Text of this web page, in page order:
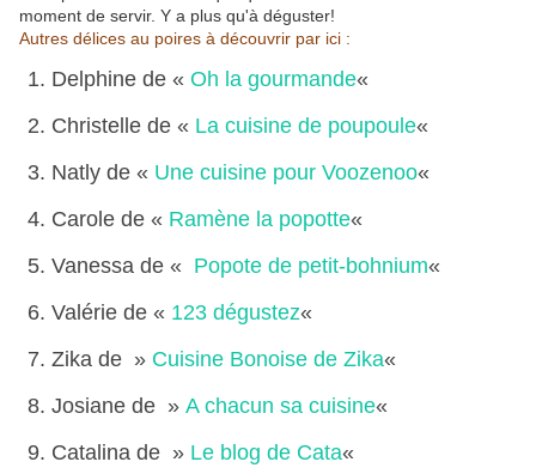
moment de servir. Y a plus qu'à déguster!
Autres délices au poires à découvrir par ici :
Delphine de « Oh la gourmande«
Christelle de « La cuisine de poupoule«
Natly de « Une cuisine pour Voozenoo«
Carole de « Ramène la popotte«
Vanessa de « Popote de petit-bohnium«
Valérie de « 123 dégustez«
Zika de » Cuisine Bonoise de Zika«
Josiane de » A chacun sa cuisine«
Catalina de » Le blog de Cata«